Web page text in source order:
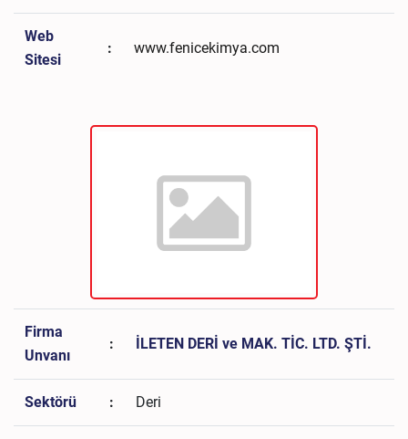
Web
Sitesi
: www.fenicekimya.com
Firma
Unvanı
: İLETEN DERİ ve MAK. TİC. LTD. ŞTİ.
Sektörü : Deri